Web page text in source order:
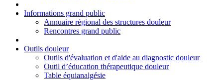
Informations grand public
Annuaire régional des structures douleur
Rencontres grand public
Outils douleur
Outils d'évaluation et d'aide au diagnostic douleur
Outil d’éducation thérapeutique douleur
Table équianalgésie